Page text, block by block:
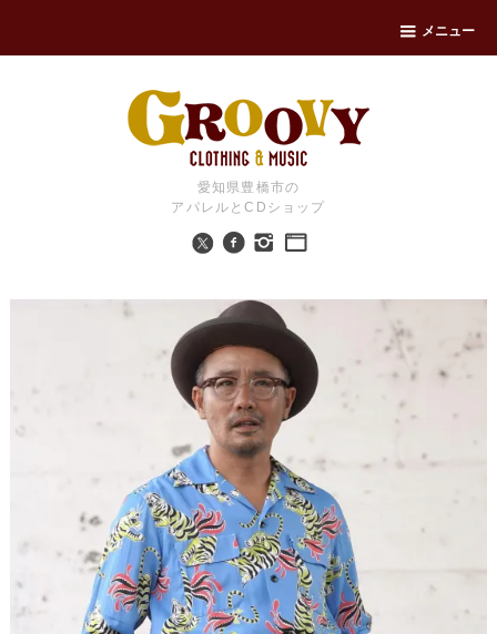
メニュー
愛知県豊橋市の
アパレルとCDショップ